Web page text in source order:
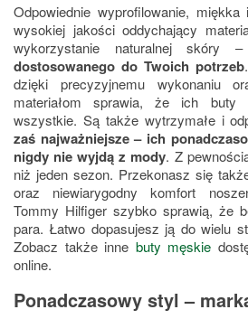
Odpowiednie wyprofilowanie,
wysokiej jakości oddychający
wykorzystanie naturalnej skóry –
dostosowanego do Twoich potrzeb
dzięki precyzyjnemu wykonaniu
materiałom sprawia, że ich buty
wszystkie. Są także wytrzymałe i
zaś najważniejsze – ich
nigdy nie wyjdą z mody. Z
niż jeden sezon. Przekonasz się
oraz niewiarygodny komfort
Tommy Hilfiger szybko sprawią, że
para. Łatwo dopasujesz ją do wielu
Zobacz także inne buty męskie
online.
Ponadczasowy styl –